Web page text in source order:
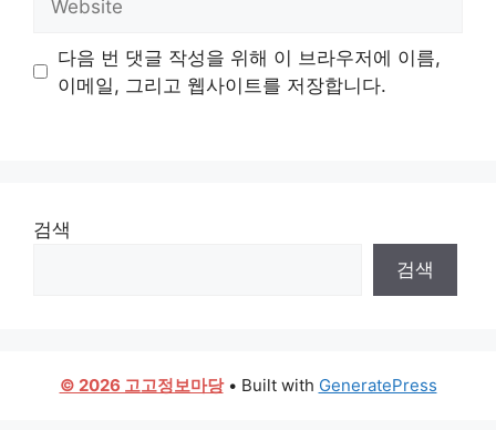
다음 번 댓글 작성을 위해 이 브라우저에 이름,
이메일, 그리고 웹사이트를 저장합니다.
검색
검색
© 2026 고고정보마당• Built with GeneratePress